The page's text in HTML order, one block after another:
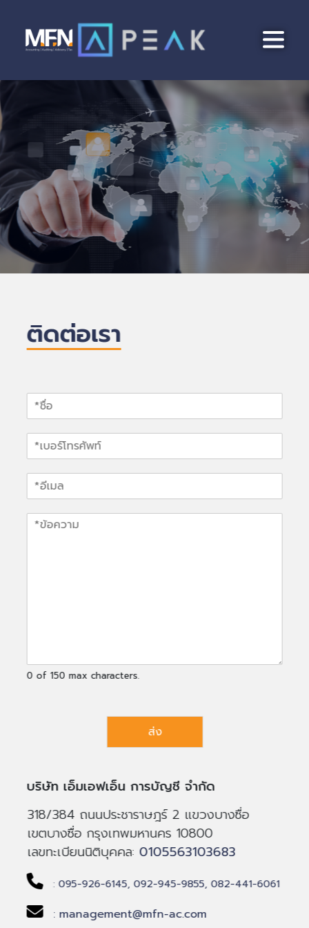
ติดต่อเรา
บริษัท เอ็มเอฟเอ็น การบัญชี จำกัด
318/384 ถนนประชาราษฎร์ 2 แขวงบางซื่อ
เขตบางซื่อ กรุงเทพมหานคร 10800
เลขทะเบียนนิติบุคคล: 0105563103683
: 095-926-6145, 092-945-9855, 082-441-6061
: management@mfn-ac.com
0 of 150 max characters.
ส่ง